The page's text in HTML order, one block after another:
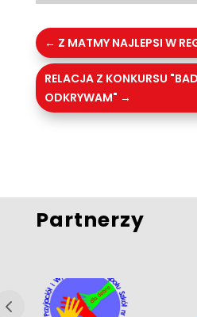
← Z MATMY NAJLEPSI W
RELACJA Z KONKURSU
ODKRYWAM" →
Partnerzy